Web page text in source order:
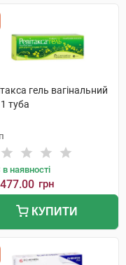
гель вагінальний
туба
наявності
477.00 грн
КУПИТИ